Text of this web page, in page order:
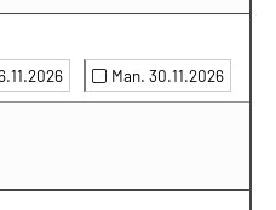
Man. 30.11.2026